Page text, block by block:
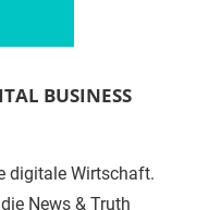
BUSINESS
digitale Wirtschaft.
News & Truth